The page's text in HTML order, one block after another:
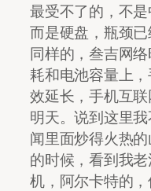
最受不了的，不
而是硬盘，瓶颈
同样的，叁吉网
耗和电池容量上
效延长，手机互
明天。说到这里
闻里面炒得火热
的时候，看到我
机，阿尔卡特的